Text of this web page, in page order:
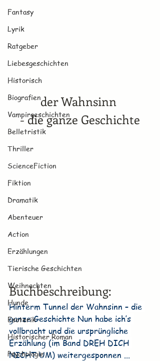
Fantasy
Lyrik
Ratgeber
Liebesgeschichten
Historisch
Biografien
Vampirgeschichten
Belletristik
Thriller
ScienceFiction
Fiktion
Dramatik
Abenteuer
Action
Erzählungen
Tierische Geschichten
Weihnachten
Hunde
Esoterik
Historischer Roman
Psychologie
der Wahnsinn
- die ganze Geschichte
Buchbeschreibung:
Hinterm Tunnel der Wahnsinn – die
ganze Geschichte Nun habe ich’s
vollbracht und die ursprüngliche
Erzählung (im Band DREH DICH
NICHT UM) weitergesponnen ...